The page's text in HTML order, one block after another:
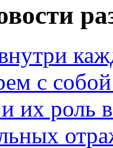
с
их роль